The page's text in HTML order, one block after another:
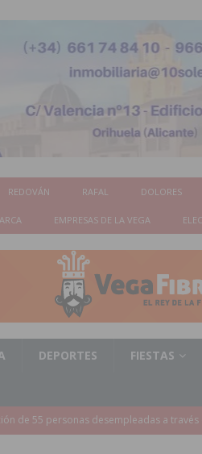
REDOVÁN RAFAL DOLORES
EMPRESAS DE LA VEGA
DEPORTES FIESTAS
e inundaciones por el estado de